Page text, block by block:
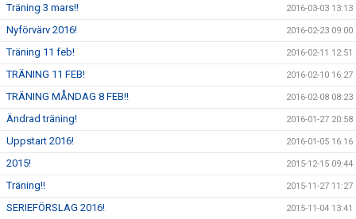
Träning 3 mars!! 2016-03-03 13:13
Nyförvärv 2016! 2016-02-23 09:00
Träning 11 feb! 2016-02-11 12:51
TRÄNING 11 FEB! 2016-02-10 16:27
TRÄNING MÅNDAG 8 FEB!! 2016-02-08 08:23
Ändrad träning! 2016-01-27 20:58
Uppstart 2016! 2016-01-05 16:16
2015! 2015-12-15 09:44
Träning!! 2015-11-27 11:27
SERIEFÖRSLAG 2016! 2015-11-04 13:41